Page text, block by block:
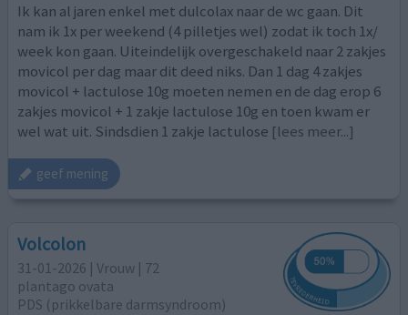
Ik kan al jaren enkel met dulcolax naar de wc gaan. Dit
nam ik 1x per weekend (4 pilletjes wel) zodat ik toch 1x/
week kon gaan. Uiteindelijk overgeschakeld naar 2 zakjes
movicol per dag maar dit deed niks. Dan 1 dag 4 zakjes
movicol + lactulose 10g moeten nemen en de dag erop 6
zakjes movicol + 1 zakje lactulose 10g en toen kwam er
wel wat uit. Sindsdien 1 zakje lactulose [lees meer...]
geef mening
Volcolon
31-01-2026 | Vrouw | 72
plantago ovata
PDS (prikkelbare darmsyndroom)